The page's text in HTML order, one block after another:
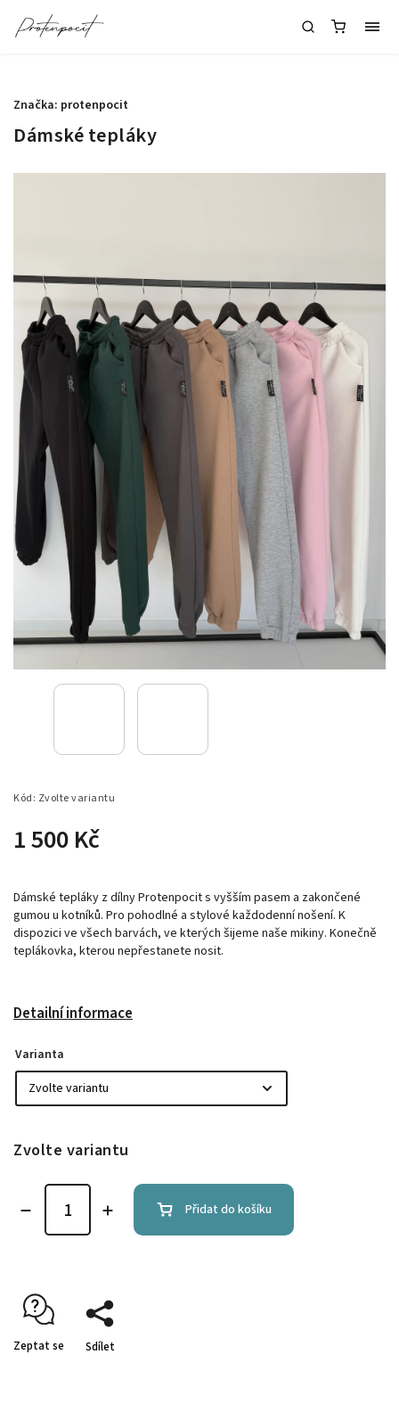
Dámské tepláky
Kód: Zvolte variantu
1 500 Kč
Dámské tepláky z dílny Protenpocit s vyšším pasem a zakončené
gumou u kotníků. Pro pohodlné a stylové každodenní nošení. K
dispozici ve všech barvách, ve kterých šijeme naše mikiny. Konečně
teplákovka, kterou nepřestanete nosit.
Detailní informace
Značka: protenpocit
Varianta
Zvolte variantu
Přidat do košíku
Zeptat se Sdílet